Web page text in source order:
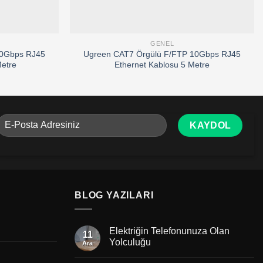
RJ45
GENEL
Ugreen CAT7 Örgülü F/FTP 10Gbps RJ45
Ethernet Kablosu 5 Metre
BLOG YAZILARI
11
Ara
Elektriğin Telefonunuza Olan
Yolculuğu